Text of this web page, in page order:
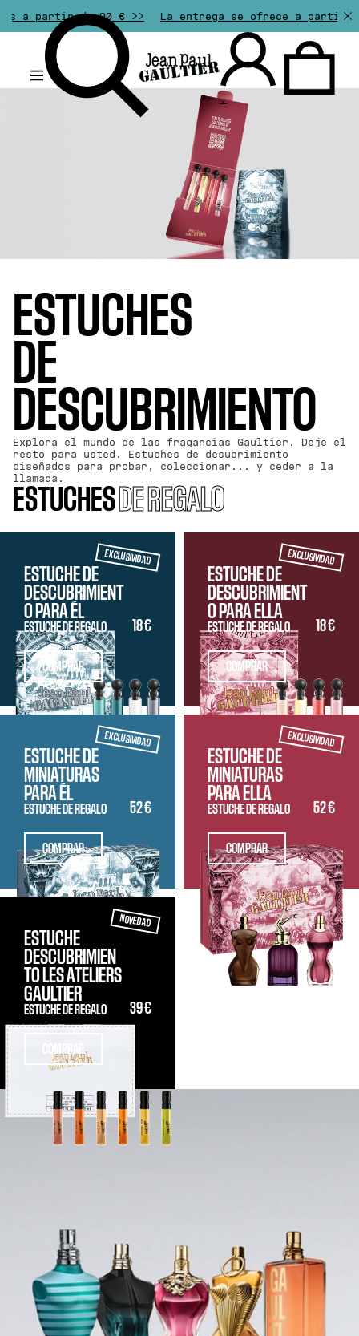
90 € >> La entrega se ofrece a partir de 50€ de
.
ESTUCHES
DE
DESCUBRIMIENTO
Explora el mundo de las fragancias Gaultier. Deje el
resto para usted. Estuches de desubrimiento
diseñados para probar, coleccionar... y ceder a la
llamada.
ESTUCHES DE REGALO
EXCLUSIVIDAD
ESTUCHE DE
DESCUBRIMIENT
O PARA ÉL
ESTUCHE DE REGALO 18 €
COMPRAR
EXCLUSIVIDAD
ESTUCHE DE
DESCUBRIMIENT
O PARA ELLA
ESTUCHE DE REGALO 18 €
COMPRAR
EXCLUSIVIDAD
ESTUCHE DE
MINIATURAS
PARA ÉL
ESTUCHE DE REGALO 52 €
COMPRAR
EXCLUSIVIDAD
ESTUCHE DE
MINIATURAS
PARA ELLA
ESTUCHE DE REGALO 52 €
COMPRAR
NOVEDAD
ESTUCHE
DESCUBRIMIEN
TO LES ATELIERS
GAULTIER
ESTUCHE DE REGALO 39 €
COMPRAR